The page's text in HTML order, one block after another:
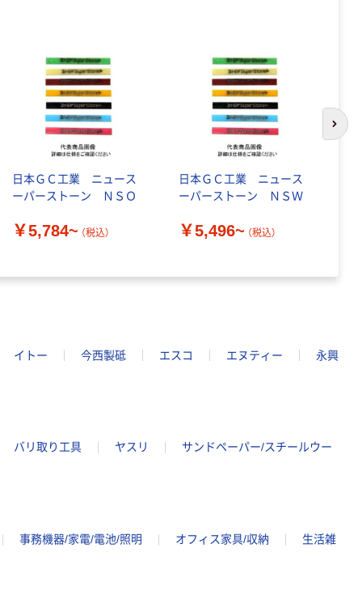
日本ＧＣ工業 ニュース
ーパーストーン ＮＳＯ
￥5,784~ （税込）
日本ＧＣ工業 ニュース
ーパーストーン ＮＳＷ
￥5,496~ （税込）
次
イトー 今西製砥 エスコ エヌティー
永興
バリ取り工具 ヤスリ
サンドペーパー/スチールウー
事務機器/家電/電池/照明 オフィス家具/収納
生活雑
プ
本気プライス
アスクル クリア
ーホルダー A4
スタンダード
￥126~ （税込）
ティッシュペー
ペーパータオル
企画 オリジナル